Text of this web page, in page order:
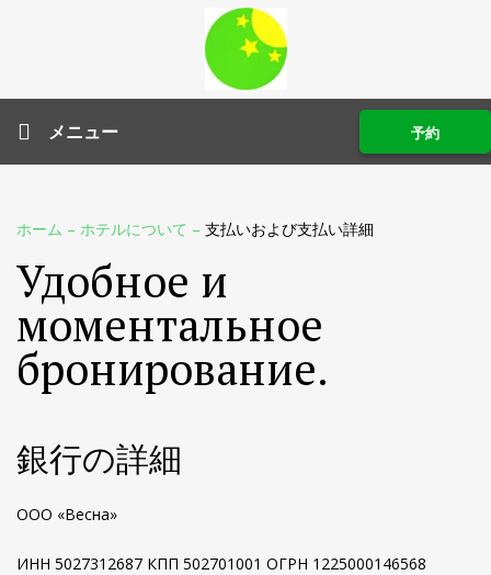
メニュー 予約
ホーム – ホテルについて – 支払いおよび支払い詳細
Удобное и
моментальное
бронирование.
銀行の詳細
ООО «Весна»
ИНН 5027312687 КПП 502701001 ОГРН 1225000146568